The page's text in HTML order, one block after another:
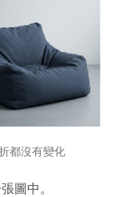
都沒有變化
圖中。